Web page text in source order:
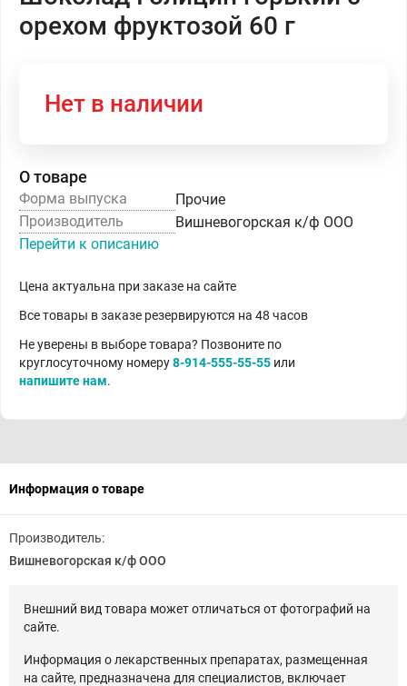
орехом фруктозой 60 г
Нет в наличии
О товаре
Форма выпуска
Прочие
Производитель
Вишневогорская к/ф ООО
Перейти к описанию
Цена актуальна при заказе на сайте
Все товары в заказе резервируются на 48 часов
Не уверены в выборе товара? Позвоните по
круглосуточному номеру8-914-555-55-55 или
напишите нам.
Информация о товаре
Производитель:
Вишневогорская к/ф ООО
Внешний вид товара может отличаться от фотографий на
сайте.
Информация о лекарственных препаратах, размещенная
на сайте, предназначена для специалистов, включает